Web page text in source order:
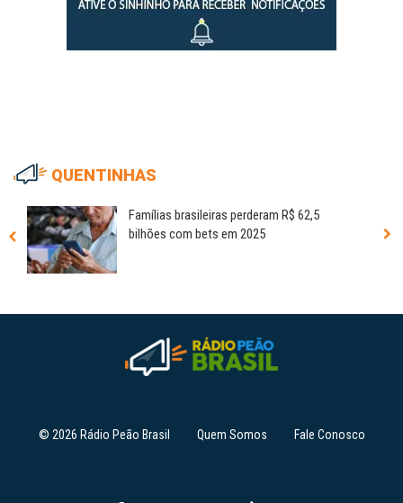
QUENTINHAS
Famílias brasileiras perderam R$ 62,5
bilhões com bets em 2025
© 2026 Rádio Peão Brasil Quem Somos Fale Conosco